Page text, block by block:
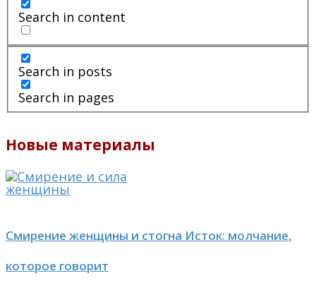
Search in content
Search in posts
Search in pages
Новые материалы
Смирение женщины и стогна Исток: молчание,
которое говорит